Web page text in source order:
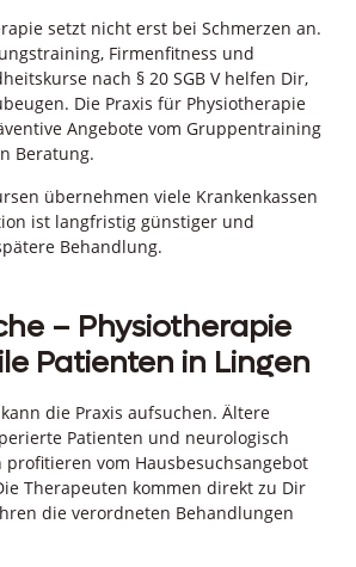
setzt nicht erst bei Schmerzen an.
Firmenfitness und
nach § 20 SGB V helfen Dir,
Die Praxis für Physiotherapie
Angebote vom Gruppentraining
Beratung.
übernehmen viele Krankenkassen
ist langfristig günstiger und
Behandlung.
– Physiotherapie
Patienten in Lingen
die Praxis aufsuchen. Ältere
Patienten und neurologisch
profitieren vom Hausbesuchsangebot
Therapeuten kommen direkt zu Dir
die verordneten Behandlungen